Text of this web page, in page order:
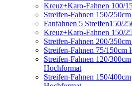
Kreuz+Karo-Fahnen 100/
Streifen-Fahnen 150/
Fanfahnen 5 Streifen150/
Kreuz+Karo-Fahnen 150/
Streifen-Fahnen 200/
Streifen-Fahnen 75/150cm
Streifen-Fahnen 120/300cm
Hochformat
Streifen-Fahnen 150/400cm